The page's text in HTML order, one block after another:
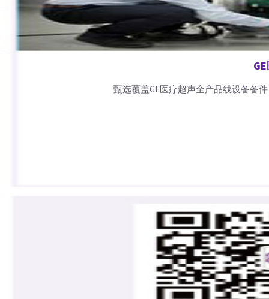
甄选覆盖GE医疗超声全产品线设备备